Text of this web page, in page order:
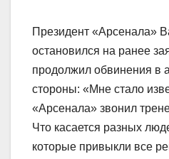
Президент «Арсенала»
остановился на ранее
продолжил обвинения в
стороны: «Мне стало
«Арсенала» звонил
Что касается разных
которые привыкли все